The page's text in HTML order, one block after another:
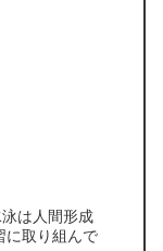
は人間形成
に取り組んで